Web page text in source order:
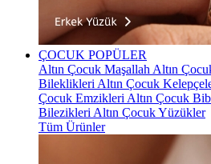
ÇOCUK POPÜLER
Altın Çocuk Maşallah Altın
Bileklikleri Altın Çocuk
Çocuk Emzikleri Altın Çocuk
Bilezikleri Altın Çocuk Yüzükler
Tüm Ürünler